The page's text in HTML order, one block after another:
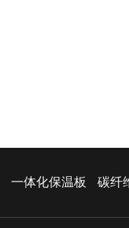
一体化保温板 碳纤